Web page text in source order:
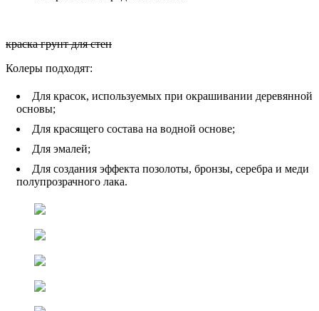
краска грунт для стен
Колеры подходят:
Для красок, используемых при окрашивании деревянной
основы;
Для красящего состава на водной основе;
Для эмалей;
Для создания эффекта позолоты, бронзы, серебра и меди
полупрозрачного лака.